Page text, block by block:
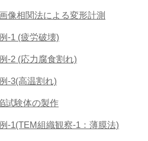
像相関法による変形計測
-1 (疲労破壊)
-2 (応力腐食割れ)
-3(高温割れ)
験体の製作
-1(TEM組織観察-1：薄膜法)